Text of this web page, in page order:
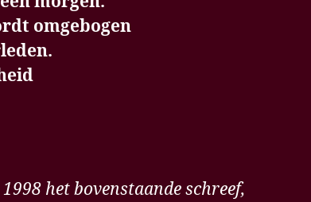
omgebogen
het bovenstaande schreef,